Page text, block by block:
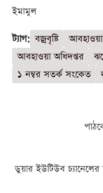
ইমামুল
ট্যাগ: বজ্রবৃষ্টি আবহাওয়া
আবহাওয়া অধিদপ্তর
১ নম্বর সতর্ক সংকেত
ডুয়ার ইউটিউব চ্যানেলের